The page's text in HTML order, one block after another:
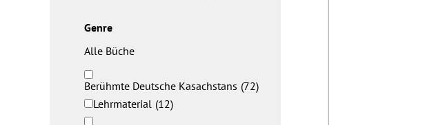
Genre
Alle Büche
Berühmte Deutsche Kasachstans (72)
Lehrmaterial (12)